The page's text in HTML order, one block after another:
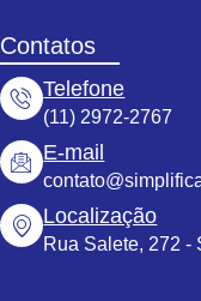
Contatos
Telefone
(11) 2972-2767
E-mail
Localização
Rua Salete, 272 -